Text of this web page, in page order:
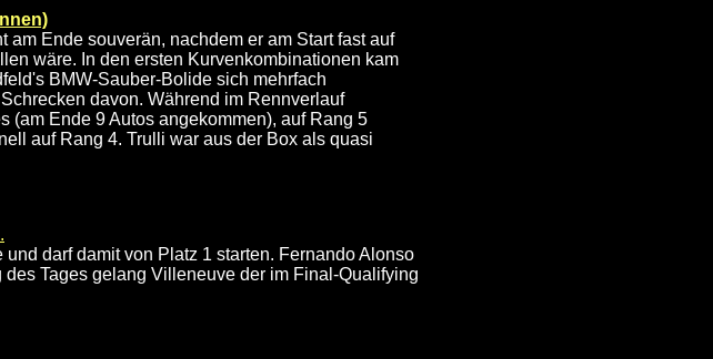
Ende souverän, nachdem er am Start fast auf
wäre. In den ersten Kurvenkombinationen kam
BMW-Sauber-Bolide sich mehrfach
davon. Während im Rennverlauf
(am Ende 9 Autos angekommen), auf Rang 5
auf Rang 4. Trulli war aus der Box als quasi
darf damit von Platz 1 starten. Fernando Alonso
Tages gelang Villeneuve der im Final-Qualifying